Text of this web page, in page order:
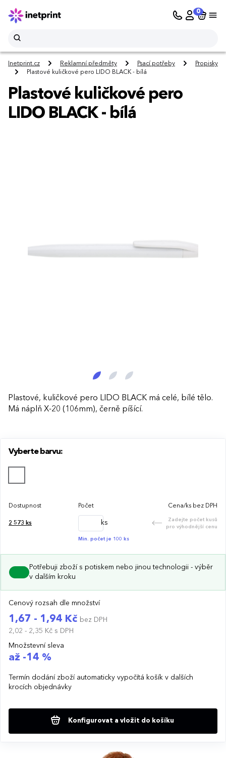
0
Inetprint.cz Reklamní předměty Psací potřeby
Propisky
Plastové kuličkové pero LIDO BLACK - bílá
Plastové kuličkové pero
LIDO BLACK - bílá
Plastové, kuličkové pero LIDO BLACK má celé, bílé tělo.
Má náplň X-20 (106mm), černě píšící.
Vyberte barvu:
Dostupnost Počet Cena/ks bez DPH
2 573 ks ks
Zadejte počet kusů
pro výhodnější cenu
Min. počet je 100 ks
Potřebuji zboží s potiskem nebo jinou technologii - výběr
v dalším kroku
Cenový rozsah dle množství
1,67 - 1,94 Kč bez DPH
2,02 - 2,35 Kč s DPH
Množstevní sleva
až -14 %
Termín dodání zboží automaticky vypočítá košík v dalších
krocích objednávky
Konfigurovat a vložit do košíku